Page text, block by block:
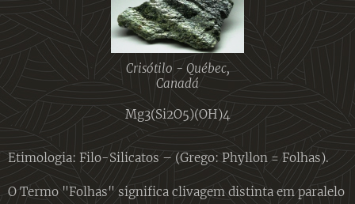
Crisótilo - Québec,
Canadá
Mg3(Si2O5)(OH)4
Etimologia: Filo-Silicatos – (Grego: Phyllon = Folhas).
O Termo "Folhas" significa clivagem distinta em paralelo